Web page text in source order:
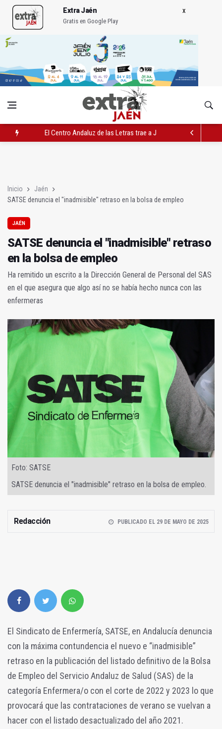
Extra Jaén
Gratis en Google Play
El Centro Andaluz de las Letras trae a Jaén al filósofo Omar
Inicio
Jaén
SATSE denuncia el "inadmisible" retraso en la bolsa de empleo
JAÉN
SATSE denuncia el "inadmisible" retraso
en la bolsa de empleo
Ha remitido un escrito a la Dirección General de Personal del SAS
en el que asegura que algo así no se había hecho nunca con las
enfermeras
Foto: SATSE
SATSE denuncia el "inadmisible" retraso en la bolsa de empleo.
Redacción PUBLICADO EL 29 DE MAYO DE 2025
El Sindicato de Enfermería, SATSE, en Andalucía denuncia
con la máxima contundencia el nuevo e “inadmisible”
retraso en la publicación del listado definitivo de la Bolsa
de Empleo del Servicio Andaluz de Salud (SAS) de la
categoría Enfermera/o con el corte de 2022 y 2023 lo que
provocará que las contrataciones de verano se vuelvan a
hacer con el listado desactualizado del año 2021.